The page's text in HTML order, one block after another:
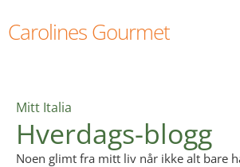
toCarolines Gourmet
Mitt Italia
Hverdags-blogg
Noen glimt fra mitt liv når ikke alt bare